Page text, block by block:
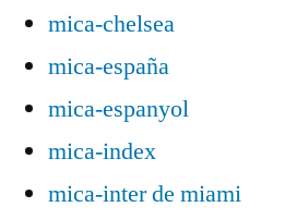
mica-chelsea
mica-españa
mica-espanyol
mica-index
mica-inter de miami